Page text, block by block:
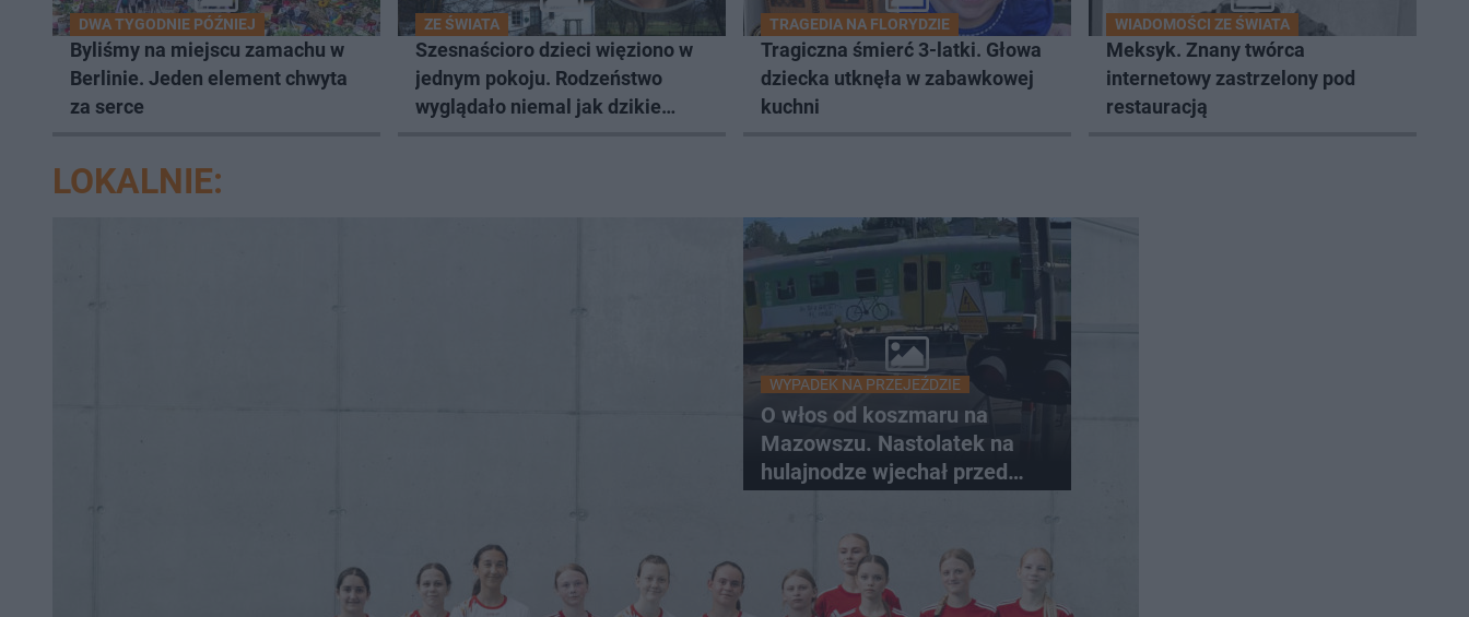
DWA TYGODNIE PÓŹNIEJ
Byliśmy na miejscu zamachu w
Berlinie. Jeden element chwyta
za serce
ZE ŚWIATA
Szesnaścioro dzieci więziono w
jednym pokoju. Rodzeństwo
wyglądało niemal jak dzikie
TRAGEDIA NA FLORYDZIE
Tragiczna śmierć 3-latki. Głowa
dziecka utknęła w zabawkowej
kuchni
WIADOMOŚCI ZE ŚWIATA
Meksyk. Znany twórca
internetowy zastrzelony pod
restauracją
LOKALNIE:
WYPADEK NA PRZEJEŹDZIE
O włos od koszmaru na
Mazowszu. Nastolatek na
hulajnodze wjechał przed